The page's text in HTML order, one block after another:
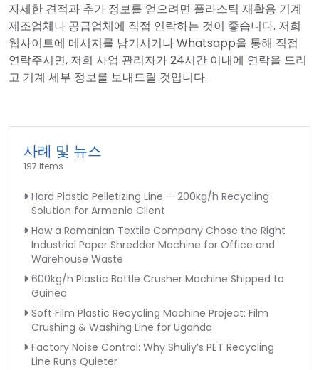
자세한 견적과 추가 정보를 얻으려면 플라스틱 재활용 기계
제조업체나 공급업체에 직접 연락하는 것이 좋습니다. 저희
웹사이트에 메시지를 남기시거나 Whatsapp을 통해 직접
연락주시면, 저희 사업 관리자가 24시간 이내에 연락을 드리
고 기계 세부 정보를 보내드릴 것입니다.
사례 및 뉴스
197 Items
Hard Plastic Pelletizing Line — 200kg/h Recycling
Solution for Armenia Client
How a Romanian Textile Company Chose the Right
Industrial Paper Shredder Machine for Office and
Warehouse Waste
600kg/h Plastic Bottle Crusher Machine Shipped to
Guinea
Soft Film Plastic Recycling Machine Project: Film
Crushing & Washing Line for Uganda
Factory Noise Control: Why Shuliy’s PET Recycling
Line Runs Quieter